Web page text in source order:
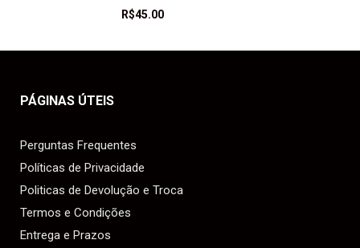
R$45.00
PÁGINAS ÚTEIS
Perguntas Frequentes
Políticas de Privacidade
Politicas de Devolução e Troca
Termos e Condições
Entrega e Prazos